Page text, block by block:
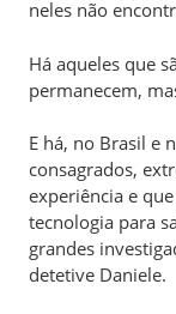
neles não
Há aqueles que
permanecem,
E há, no Brasil e
consagrados,
experiência e
tecnologia para
grandes
detetive Daniele.